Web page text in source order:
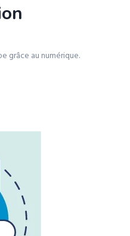
grâce au numérique.